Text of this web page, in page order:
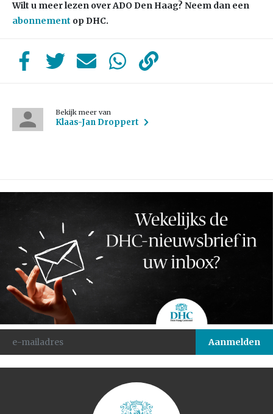
Wilt u meer lezen over ADO Den Haag? Neem dan een
abonnement op DHC.
Bekijk meer van
Klaas-Jan Droppert